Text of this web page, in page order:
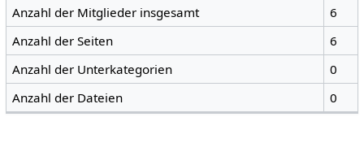
Anzahl der Mitglieder insgesamt
6
Anzahl der Seiten
6
Anzahl der Unterkategorien
0
Anzahl der Dateien
0